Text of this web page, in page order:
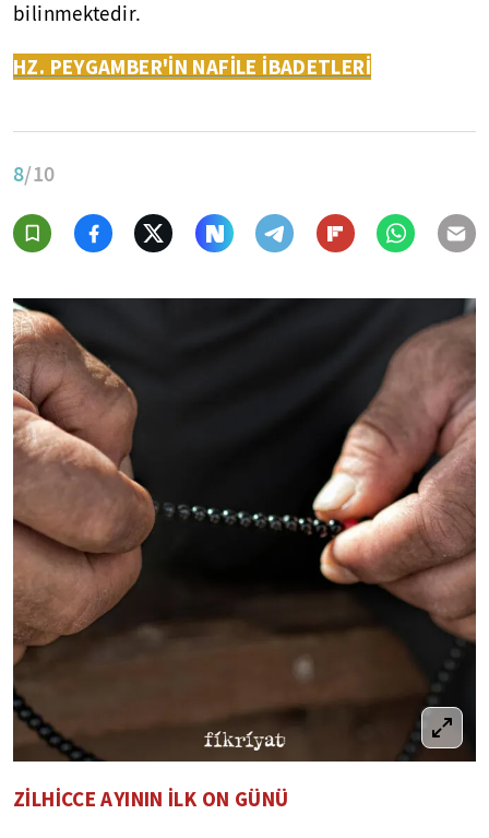
bilinmektedir.
HZ. PEYGAMBER'İN NAFİLE İBADETLERİ
8/10
ZİLHİCCE AYININ İLK ON GÜNÜ